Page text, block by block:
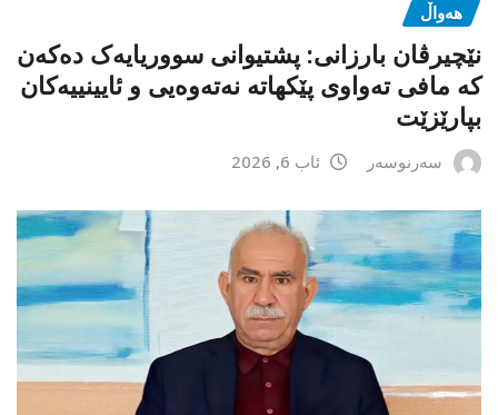
هەواڵ
نێچیرڤان بارزانی: پشتیوانی سووریایەک دەکەن
کە مافی تەواوی پێکهاتە نەتەوەیی و ئایینییەکان
بپارێزێت
سەرنوسەر ئاب 6, 2026